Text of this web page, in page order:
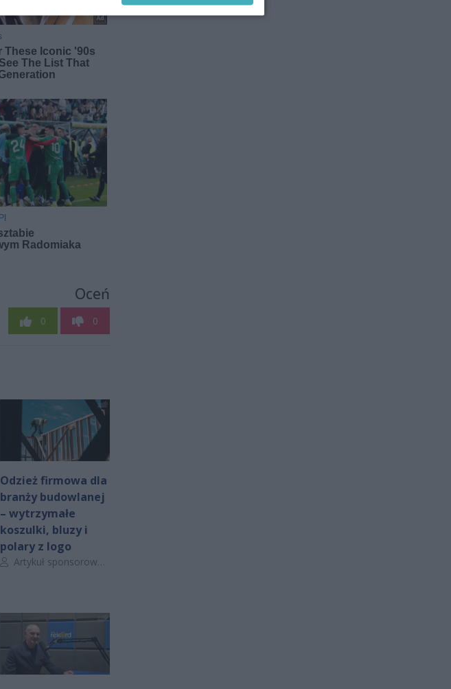
Oceń
0 0
Odzież firmowa dla
branży budowlanej
– wytrzymałe
koszulki, bluzy i
polary z logo
Autor artykułu:
Artykuł sponsorowany